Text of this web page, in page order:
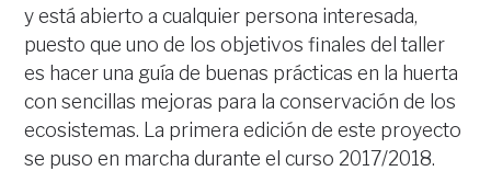
y está abierto a cualquier persona interesada,
puesto que uno de los objetivos finales del taller
es hacer una guía de buenas prácticas en la huerta
con sencillas mejoras para la conservación de los
ecosistemas. La primera edición de este proyecto
se puso en marcha durante el curso 2017/2018.